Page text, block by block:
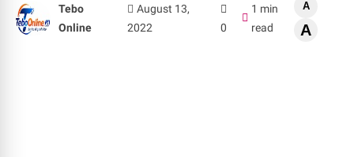
Tebo
Online
August 13,
2022
0
1 min
read
A
A